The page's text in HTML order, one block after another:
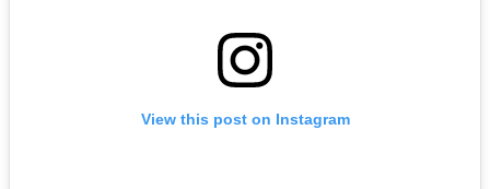
View this post on Instagram